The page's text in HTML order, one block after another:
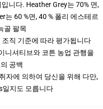
니다. Heather Grey는 70% 면,
60 %면, 40 % 폴리 에스테르
골 팔목
직 기준에 따라 평가됩니다
니셔티브와 코튼 농업 관행을
공백
자에 의하여 당신을 위해 다만,
일지도 모릅니다